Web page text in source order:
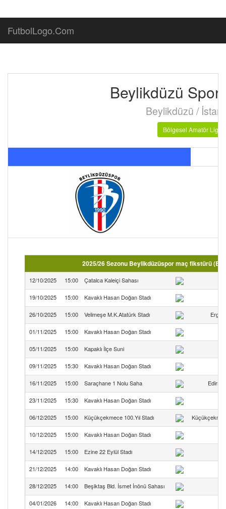
FutbolLogo.Com
Beylikdüzü Spor
Beylikdüzü /
Bölgesel Amatör Lig
2025/26 Sezonu Beylikdüzüspor maç fikstürü
12/10/2025 15:00 Çatalca Kaleiçi Sahası
19/10/2025 15:00 Kavaklı Hasan Doğan Stadı
26/10/2025 15:00 Velimeşe M.K.Atatürk Stadı
01/11/2025 15:00 Kavaklı Hasan Doğan Stadı
05/11/2025 15:00 Kapaklı İlçe Suni
09/11/2025 15:30 Kavaklı Hasan Doğan Stadı
16/11/2025 15:00 Saraçhane 1 Nolu Saha Edirne
23/11/2025 15:30 Kavaklı Hasan Doğan Stadı
06/12/2025 15:00 Küçükçekmece 100.Yıl Stadı
10/12/2025 15:00 Kavaklı Hasan Doğan Stadı
14/12/2025 15:00 Ezine 22 Eylül Stadı
21/12/2025 14:00 Kavaklı Hasan Doğan Stadı
28/12/2025 14:00 Beşiktaş Bld. İsmet İnönü Sahası
04/01/2026 14:00 Kavaklı Hasan Doğan Stadı